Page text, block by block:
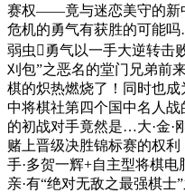
赛权——竟与迷恋美守的新
危机的勇气有获胜的可能
弱虫勇气以一手大逆转击
刈包”之恶名的堂门兄弟前
棋的炽热燃烧了！同时也
中将棋社第四个国中名人
的初战对手竟然是…大·金·
赌上晋级决胜锦标赛的权
手·多贺一辉+自主型将棋
亲·有“绝对无敌之最强棋